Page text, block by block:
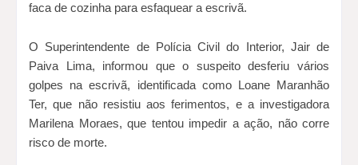
faca de cozinha para esfaquear a escrivã.
O Superintendente de Polícia Civil do Interior, Jair de
Paiva Lima, informou que o suspeito desferiu vários
golpes na escrivã, identificada como Loane Maranhão
Ter, que não resistiu aos ferimentos, e a investigadora
Marilena Moraes, que tentou impedir a ação, não corre
risco de morte.